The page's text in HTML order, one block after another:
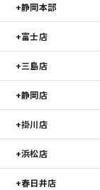
静岡本部
富士店
三島店
静岡店
掛川店
浜松店
春日井店